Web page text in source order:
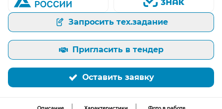
Запросить тех.задание
Пригласить в тендер
Оставить заявку